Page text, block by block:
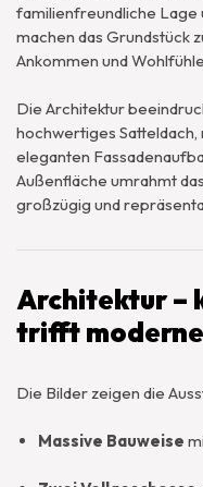
familienfreundliche Lage
machen das Grundstück
Ankommen und
Die Architektur
hochwertiges
eleganten
Außenfläche umrahmt
großzügig und
Architektur –
trifft
Die Bilder zeigen die
Massive Bauweise